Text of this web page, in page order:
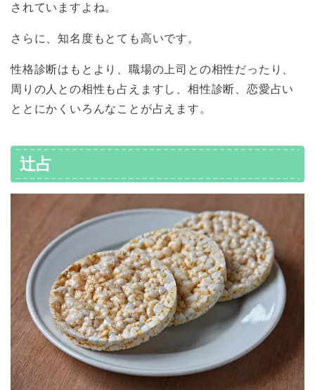
されていますよね。
さらに、知名度もとても高いです。
性格診断はもとより、職場の上司との相性だったり、
周りの人との相性も占えますし、相性診断、恋愛占い
ととにかくいろんなことが占えます。
辻占